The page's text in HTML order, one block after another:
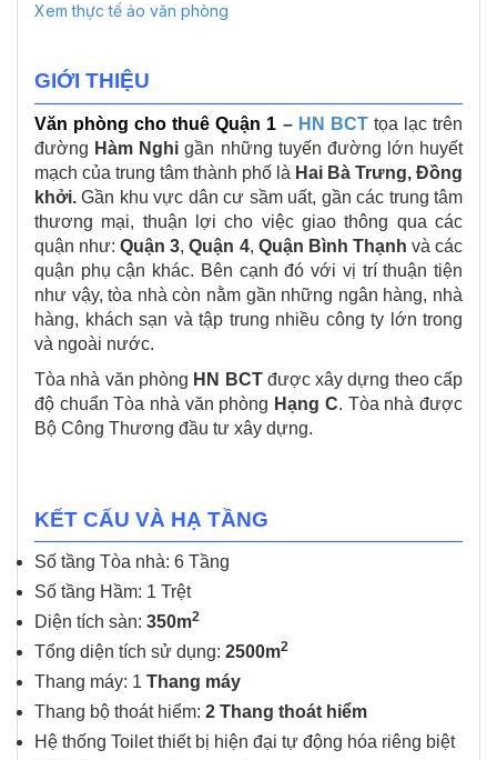
Xem thực tế ảo văn phòng
GIỚI THIỆU
Văn phòng cho thuê Quận 1 – HN BCTtọa lạc trên
đường Hàm Nghi gần những tuyến đường lớn huyết
mạch của trung tâm thành phố là Hai Bà Trưng, Đồng
khởi.Gần khu vực dân cư sầm uất, gần các trung tâm
thương mại, thuận lợi cho việc giao thông qua các
quận như:Quận 3,Quận 4, Quận Bình Thạnh và các
quận phụ cận khác. Bên cạnh đó với vị trí thuận tiện
như vậy, tòa nhà còn nằm gần những ngân hàng, nhà
hàng, khách sạn và tập trung nhiều công ty lớn trong
và ngoài nước.
Tòa nhà văn phòng HN BCTđược xây dựng theo cấp
độ chuẩn Tòa nhà văn phòng Hạng C. Tòa nhà được
Bộ Công Thương đầu tư xây dựng.
KẾT CẤU VÀ HẠ TẦNG
Số tầng Tòa nhà: 6 Tầng
Số tầng Hầm: 1 Trệt
Diện tích sàn: 350m2
Tổng diện tích sử dụng: 2500m2
Thang máy: 1 Thang máy
Thang bộ thoát hiểm: 2 Thang thoát hiểm
Hệ thống Toilet thiết bị hiện đại tự động hóa riêng biệt